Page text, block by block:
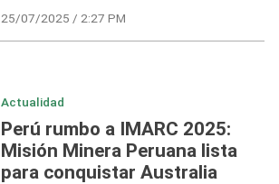
25/07/2025 / 2:27 PM
Actualidad
Perú rumbo a IMARC 2025:
Misión Minera Peruana lista
para conquistar Australia